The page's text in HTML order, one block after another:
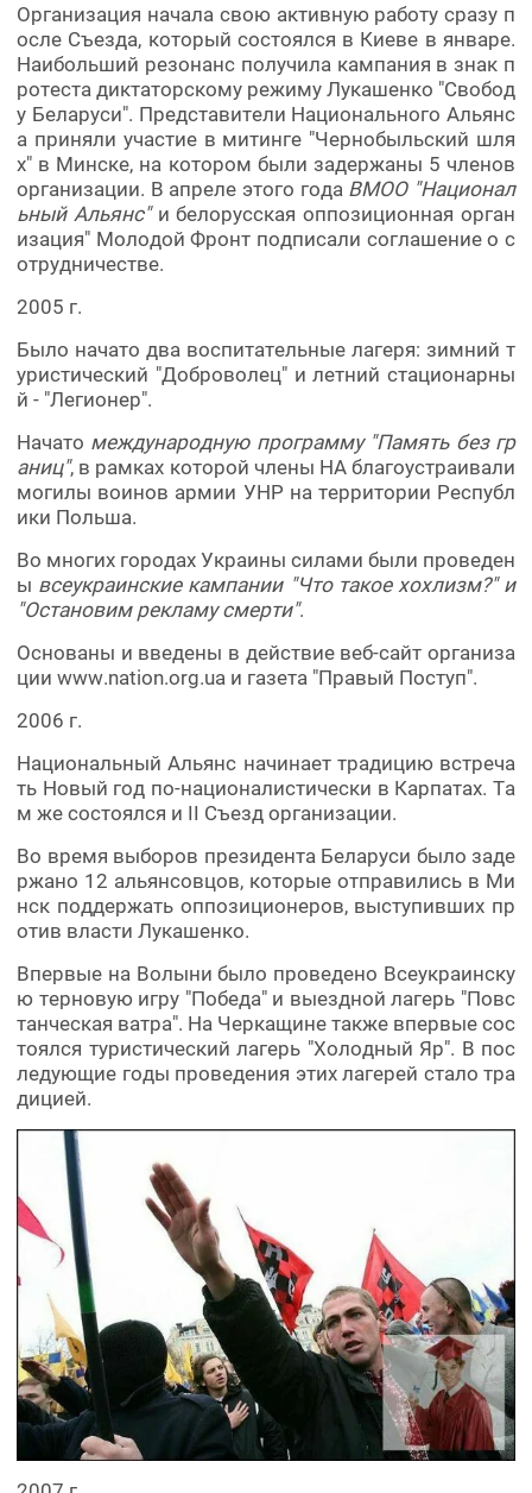
Организация начала свою активную работу сразу п
осле Съезда, который состоялся в Киеве в январе.
Наибольший резонанс получила кампания в знак п
ротеста диктаторскому режиму Лукашенко "Свобод
у Беларуси". Представители Национального Альянс
а приняли участие в митинге "Чернобыльский шля
х" в Минске, на котором были задержаны 5 членов
организации. В апреле этого года ВМОО "Национал
ьный Альянс"и белорусская оппозиционная орган
изация" Молодой Фронт подписали соглашение о с
отрудничестве.
2005 г.
Было начато два воспитательные лагеря: зимний т
уристический "Доброволец" и летний стационарны
й - "Легионер".
Начато международную программу "Память без гр
аниц", в рамках которой члены НА благоустраивали
могилы воинов армии УНР на территории Республ
ики Польша.
Во многих городах Украины силами были проведен
ы всеукраинские кампании "Что такое хохлизм?" и
"Остановим рекламу смерти".
Основаны и введены в действие веб-сайт организа
ции www.nation.org.ua и газета "Правый Поступ".
2006 г.
Национальный Альянс начинает традицию встреча
ть Новый год по-националистически в Карпатах. Та
м же состоялся и II Съезд организации.
Во время выборов президента Беларуси было заде
ржано 12 альянсовцов, которые отправились в Ми
нск поддержать оппозиционеров, выступивших пр
отив власти Лукашенко.
Впервые на Волыни было проведено Всеукраинску
ю терновую игру "Победа" и выездной лагерь "Повс
танческая ватра". На Черкащине также впервые сос
тоялся туристический лагерь "Холодный Яр". В пос
ледующие годы проведения этих лагерей стало тра
дицией.